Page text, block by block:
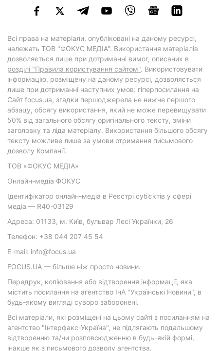
Всі права на матеріали, опубліковані на даному ресурсі,
належать ТОВ "ФОКУС МЕДІА". Використання матеріалів
дозволяється лише при дотриманні вимог, описаних в
розділі "Правила користування сайтом". Використовувати
інформацію, розміщену на даному ресурсі, дозволяється
лише при дотриманні наступних умов: гіперпосилання на
Cайт focus.ua, згадки першоджерела не нижче першого
абзацу, обсягу використання, який не може перевищувати
50% від загального обсягу оригінального тексту, зміни
заголовку та ліда матеріалу. Використання більшого обсягу
тексту можливе лише за умови отримання письмового
дозволу Компанії.
ТОВ «ФОКУС МЕДІА»
Онлайн-медіа ФОКУС
Ідентифікатор онлайн-медіа в Реєстрі суб’єктів у сфері
медіа — R40-03129
Адреса: 01133, м. Київ, бульвар Лесі Українки, 26
Телефон: +38 044 207 45 54
E-mail: info@focus.ua
FOCUS.UA — більше ніж просто новини.
Передрук, копіювання або відтворення інформації, яка
містить посилання на агентство ІнА "Українські Новини", в
будь-якому вигляді суворо заборонені.
Всі матеріали, які розміщені на цьому сайті з посиланням на
агентство "Інтерфакс-Україна", не підлягають подальшому
відтворенню та/чи розповсюдженню в будь-якій формі,
інакше як з письмового дозволу агентства.